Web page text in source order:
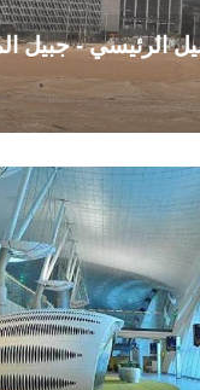
الرئيسي - جبيل